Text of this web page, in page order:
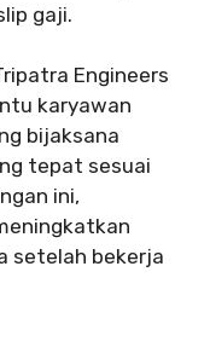
gaji.
Engineers
karyawan
bijaksana
tepat sesuai
ini,
setelah bekerja